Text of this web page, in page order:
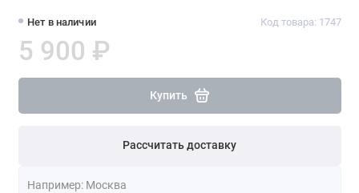
Нет в наличии Код товара: 1747
5 900 ₽
Купить
Рассчитать доставку